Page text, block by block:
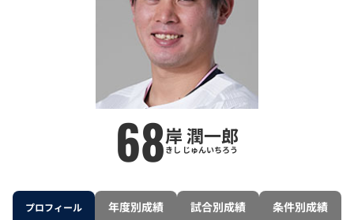
68岸 潤一郎
きし じゅんいちろう
プロフィール 年度別成績 試合別成績 条件別成績